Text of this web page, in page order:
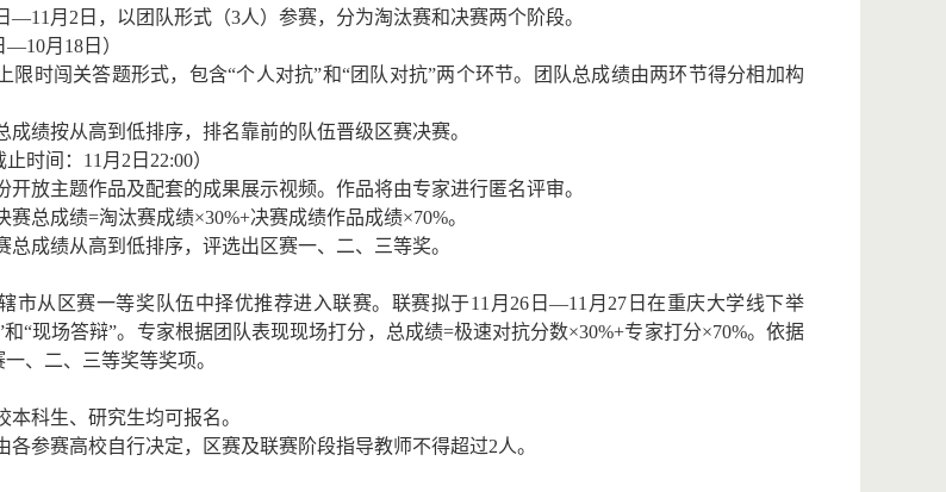
—11月2日，以团队形式（3人）参赛，分为淘汰赛和决赛两个阶段。
—10月18日）
限时闯关答题形式，包含“个人对抗”和“团队对抗”两个环节。团队总成绩由两环节得分相加构
成绩按从高到低排序，排名靠前的队伍晋级区赛决赛。
时间：11月2日22:00）
开放主题作品及配套的成果展示视频。作品将由专家进行匿名评审。
赛总成绩=淘汰赛成绩×30%+决赛成绩作品成绩×70%。
总成绩从高到低排序，评选出区赛一、二、三等奖。
市从区赛一等奖队伍中择优推荐进入联赛。联赛拟于11月26日—11月27日在重庆大学线下举
“现场答辩”。专家根据团队表现现场打分，总成绩=极速对抗分数×30%+专家打分×70%。依据
、二、三等奖等奖项。
本科生、研究生均可报名。
各参赛高校自行决定，区赛及联赛阶段指导教师不得超过2人。